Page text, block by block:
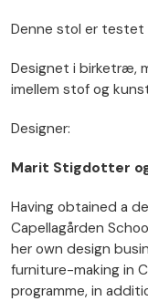
Denne stol er testet
Designet i birketræ,
imellem stof og
Designer:
Marit Stigdotter
Having obtained a
Capellagården
her own design
furniture-making in
programme, in